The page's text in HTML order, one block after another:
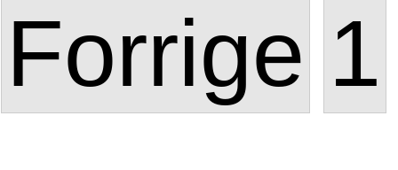
Forrige 1